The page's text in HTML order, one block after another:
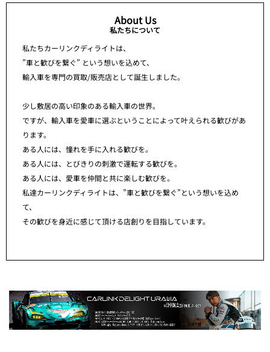
About Us
私たちについて
私たちカーリンクディライトは、
”車と歓びを繋ぐ” という想いを込めて、
輸入車を専門の買取/販売店として誕生しました。
少し敷居の高い印象のある輸入車の世界。
ですが、輸入車を愛車に選ぶということによって叶えられる歓びがあ
ります。
ある人には、憧れを手に入れる歓びを。
ある人には、とびきりの刺激で運転する歓びを。
ある人には、愛車を仲間と共に楽しむ歓びを。
私達カーリンクディライトは、”車と歓びを繋ぐ”という想いを込め
て、
その歓びを身近に感じて頂ける店創りを目指しています。